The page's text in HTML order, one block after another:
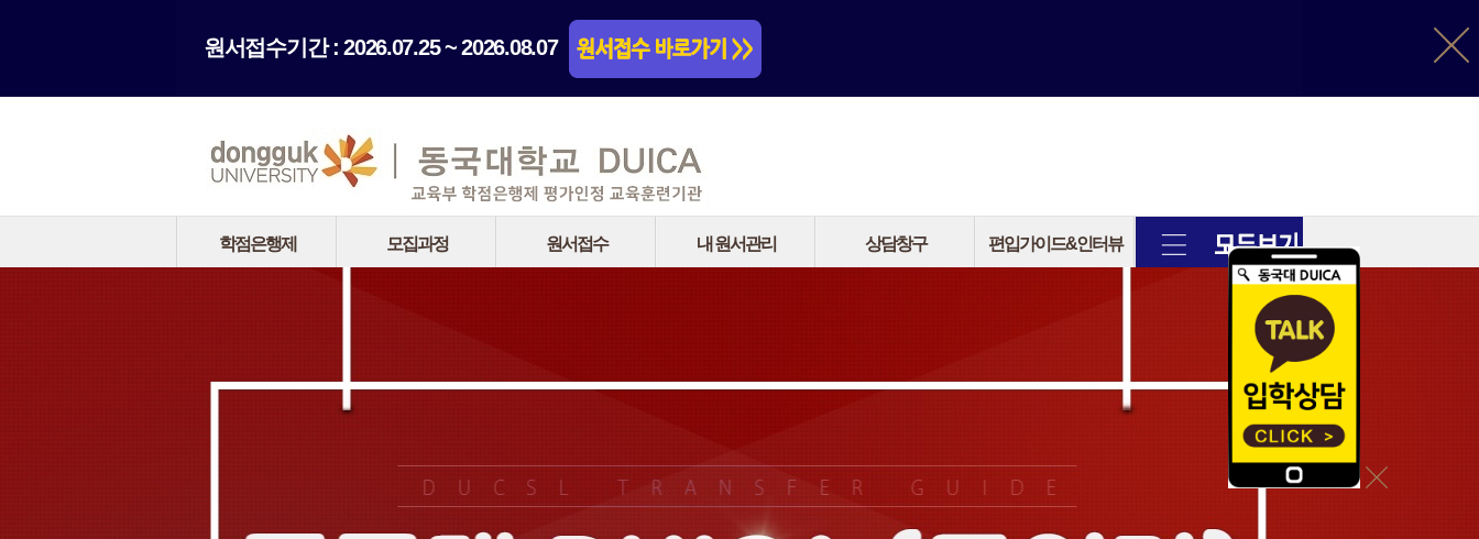
원서접수기간 : 2026.07.25 ~ 2026.08.07
학점은행제 모집과정 원서접수 내 원서관리 상담창구 편입가이드&인터뷰